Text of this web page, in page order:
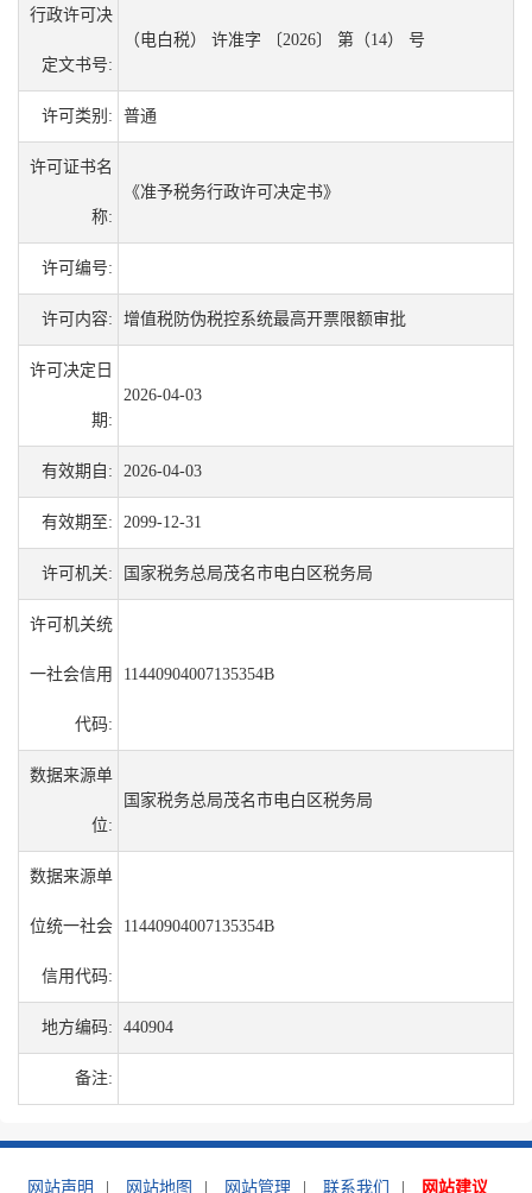
行政许可决
定文书号:
（电白税） 许准字 〔2026〕 第（14） 号
许可类别: 普通
许可证书名
称:
《准予税务行政许可决定书》
许可编号:
许可内容: 增值税防伪税控系统最高开票限额审批
许可决定日
期:
2026-04-03
有效期自: 2026-04-03
有效期至: 2099-12-31
许可机关: 国家税务总局茂名市电白区税务局
许可机关统
一社会信用
代码:
11440904007135354B
数据来源单
位:
国家税务总局茂名市电白区税务局
数据来源单
位统一社会
信用代码:
11440904007135354B
地方编码: 440904
备注:
网站声明 网站地图 网站管理 联系我们 网站建议